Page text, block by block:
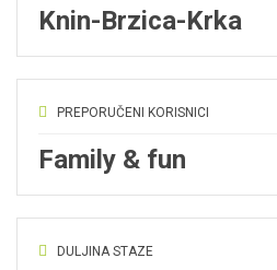
Knin-Brzica-Krka
PREPORUČENI KORISNICI
Family & fun
DULJINA STAZE